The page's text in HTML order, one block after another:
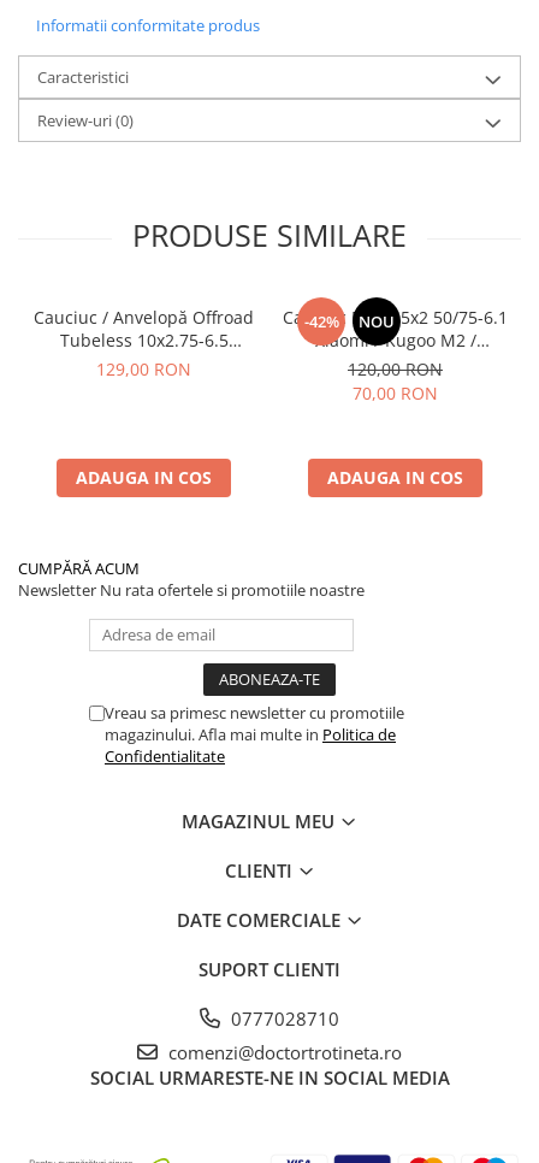
Informatii conformitate produs
Caracteristici
Review-uri(0)
PRODUSE SIMILARE
Cauciuc / Anvelopă Offroad
Tubeless 10x2.75-6.5
KuKirin G2/G2 Master 2025
129,00 RON
ADAUGA IN COS
-42% NOU
Cauciuc Plin 8.5x2 50/75-6.1
Xiaomi / Kugoo M2 /
Ducati/Evergreen/Motus/
120,00 RON
70,00 RON
ADAUGA IN COS
CUMPĂRĂ ACUM
Newsletter Nu rata ofertele si promotiile noastre
Vreau sa primesc newsletter cu promotiile
magazinului. Afla mai multe in Politica de
Confidentialitate
MAGAZINUL MEU
CLIENTI
DATE COMERCIALE
SUPORT CLIENTI
0777028710
comenzi@doctortrotineta.ro
SOCIAL URMARESTE-NE IN SOCIAL MEDIA